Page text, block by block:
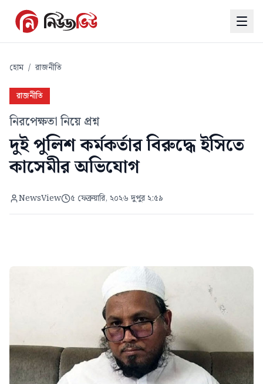
হোম / রাজনীতি
রাজনীতি
নিরপেক্ষতা নিয়ে প্রশ্ন
দুই পুলিশ কর্মকর্তার বিরুদ্ধে ইসিতে
কাসেমীর অভিযোগ
NewsView ৫ ফেব্রুয়ারি, ২০২৬ দুপুর ২:৫৯